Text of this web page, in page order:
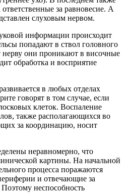
за равновесие. А
слуховым нервом.
информации происходит
попадают в ствол головного
нерву они проникают в височные
обработка и восприятие
в любых отделах
говорят в том случае, если
клеток. Воспаление
также располагающихся во
за координацию, носит
неравномерно, что
картины. На начальной
процесса поражаются
и отвечающие за
неспособность